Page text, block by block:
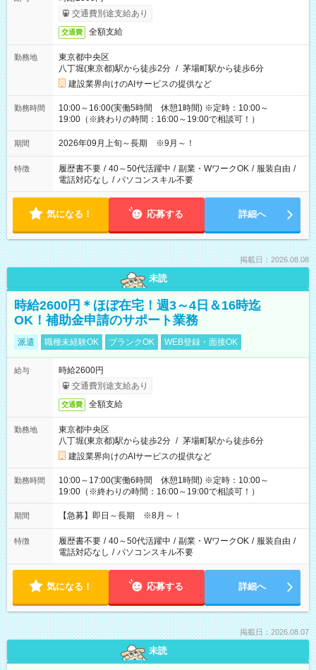
交通費別途支給あり
交通費 全額支給
勤務地
東京都中央区
八丁堀(東京都)駅から徒歩2分 / 茅場町駅から徒歩6分
建設業界向けのAIサービスの提供など
勤務時間
10:00～16:00(実働5時間 休憩1時間) ※定時：10:00～
19:00（※終わりの時間：16:00～19:00で相談可！）
期間 2026年09月上旬～長期 ※9月～！
特徴 履歴書不要 / 40～50代活躍中 / 副業・WワークOK / 服装自由 /
電話対応なし / パソコンスキル不要
気になる！ 応募する 詳細へ
掲載日：2026.08.08
未読
時給2600円＊ほぼ在宅！週3～4日＆16時迄
OK！補助金申請のサポート業務
派遣 職種未経験OK ブランクOK WEB登録・面接OK
給与
時給2600円
交通費別途支給あり
交通費 全額支給
勤務地
東京都中央区
八丁堀(東京都)駅から徒歩2分 / 茅場町駅から徒歩6分
建設業界向けのAIサービスの提供など
勤務時間
10:00～17:00(実働6時間 休憩1時間) ※定時：10:00～
19:00（※終わりの時間：16:00～19:00で相談可！）
期間 【急募】即日～長期 ※8月～！
特徴 履歴書不要 / 40～50代活躍中 / 副業・WワークOK / 服装自由 /
電話対応なし / パソコンスキル不要
気になる！ 応募する 詳細へ
掲載日：2026.08.07
未読